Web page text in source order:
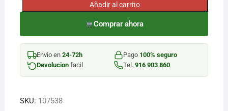
JUNTA
LAVABO
3/4"
Añadir al carrito
Comprar ahora
Envio en 24-72h Pago 100% seguro
Devolucionfacil Tel. 916 903 860
SKU: 107538